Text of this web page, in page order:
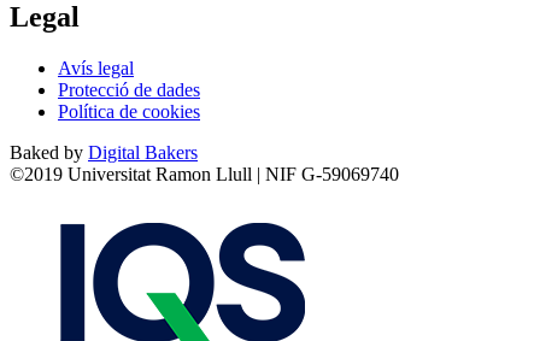
Legal
Avís legal
Protecció de dades
Política de cookies
Baked by Digital Bakers
©2019 Universitat Ramon Llull | NIF G-59069740